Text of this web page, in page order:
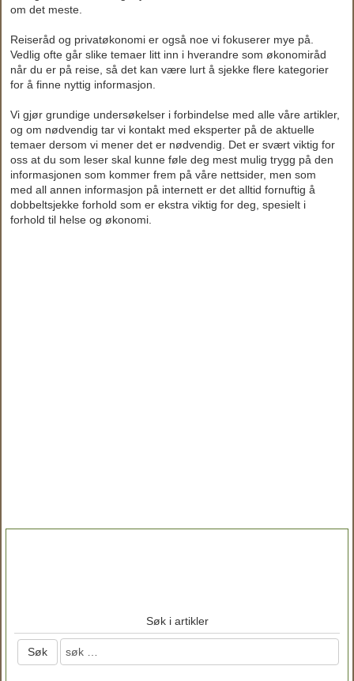
om det meste.
Reiseråd og privatøkonomi er også noe vi fokuserer mye på.
Vedlig ofte går slike temaer litt inn i hverandre som økonomiråd
når du er på reise, så det kan være lurt å sjekke flere kategorier
for å finne nyttig informasjon.
Vi gjør grundige undersøkelser i forbindelse med alle våre artikler,
og om nødvendig tar vi kontakt med eksperter på de aktuelle
temaer dersom vi mener det er nødvendig. Det er svært viktig for
oss at du som leser skal kunne føle deg mest mulig trygg på den
informasjonen som kommer frem på våre nettsider, men som
med all annen informasjon på internett er det alltid fornuftig å
dobbeltsjekke forhold som er ekstra viktig for deg, spesielt i
forhold til helse og økonomi.
Søk i artikler